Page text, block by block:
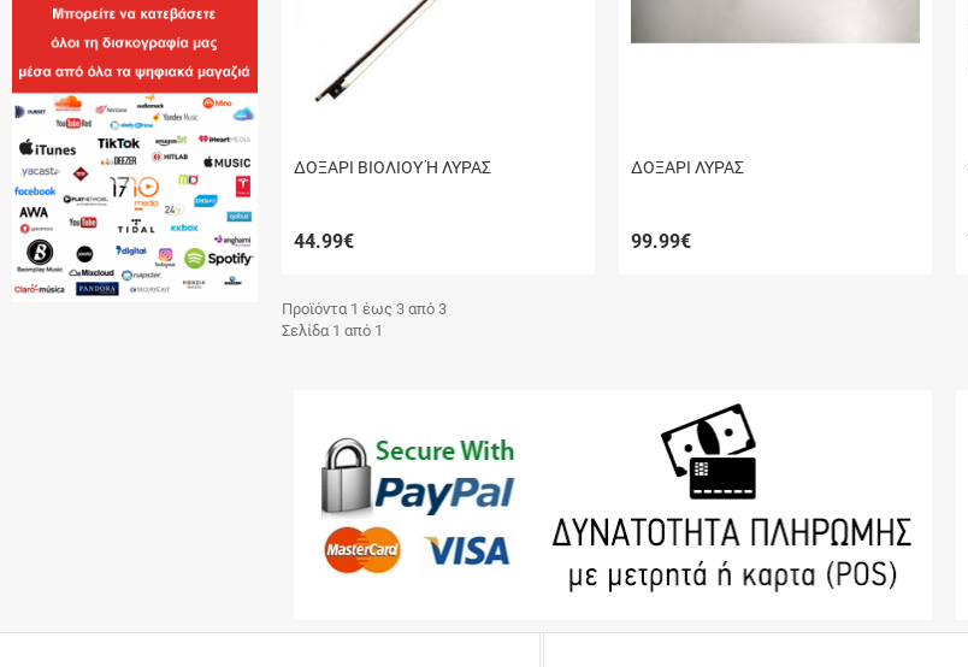
ΔΟΞΑΡΙ ΒΙΟΛΙΟΥ Ή ΛΥΡΑΣ
44.99€
ΔΟΞΑΡΙ ΛΥΡΑΣ
99.99€
Προϊόντα 1 έως 3 από 3
Σελίδα 1 από 1